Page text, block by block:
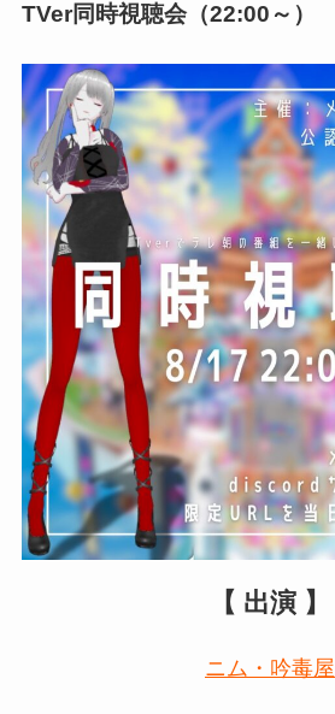
TVer同時視聴会（22:00～）
【 出演 】
ニム・吟毒屋